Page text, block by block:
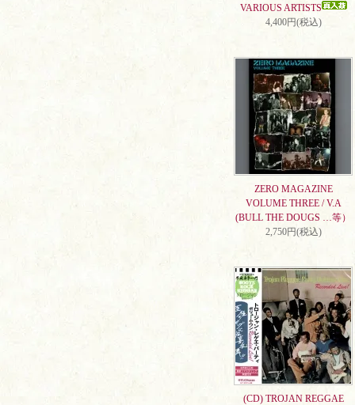
VARIOUS ARTISTS
4,400円(税込)
ZERO MAGAZINE
VOLUME THREE / V.A
(BULL THE DOUGS …等）
2,750円(税込)
(CD) TROJAN REGGAE